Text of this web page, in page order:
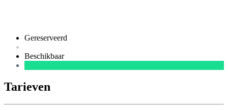
Gereserveerd
Beschikbaar
Tarieven